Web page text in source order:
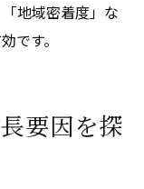
地域密着度」な
です。
要因を探